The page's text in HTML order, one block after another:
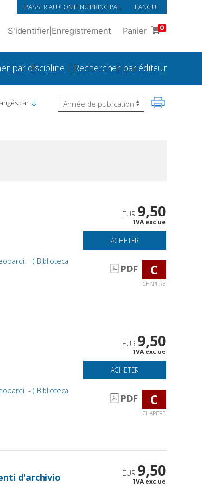
PASSER AU CONTENU PRINCIPAL LANGUE
S'identifier Enregistrement Panier 0
par discipline | Rechercher par éditeur
par
- ( Biblioteca
EUR 9,50
TVA exclue
ACHETER
PDF C
CHAPITRE
- ( Biblioteca
EUR 9,50
TVA exclue
ACHETER
PDF C
CHAPITRE
d'archivio EUR 9,50
TVA exclue